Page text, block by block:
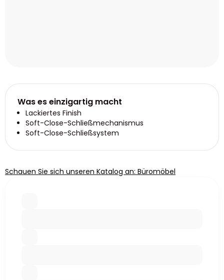
Was es einzigartig macht
Lackiertes Finish
Soft-Close-Schließmechanismus
Soft-Close-Schließsystem
Schauen Sie sich unseren Katalog an: Büromöbel